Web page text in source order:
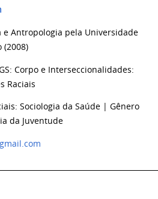
e Antropologia pela Universidade
(2008)
Corpo e Interseccionalidades:
Raciais
Sociologia da Saúde | Gênero
da Juventude